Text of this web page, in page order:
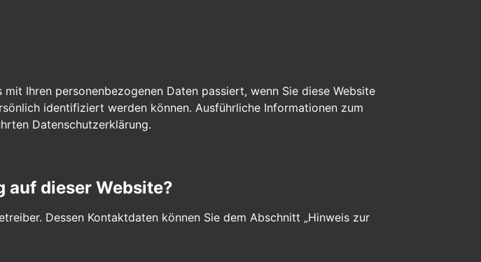
Ihren personenbezogenen Daten passiert, wenn Sie diese Website
identifiziert werden können. Ausführliche Informationen zum
Datenschutzerklärung.
dieser Website?
Dessen Kontaktdaten können Sie dem Abschnitt „Hinweis zur